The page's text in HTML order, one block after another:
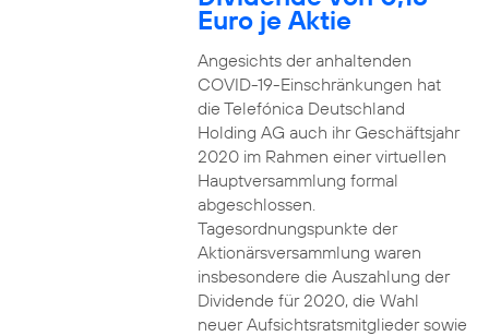
Euro je Aktie
Angesichts der anhaltenden
COVID-19-Einschränkungen hat
die Telefónica Deutschland
Holding AG auch ihr Geschäftsjahr
2020 im Rahmen einer virtuellen
Hauptversammlung formal
abgeschlossen.
Tagesordnungspunkte der
Aktionärsversammlung waren
insbesondere die Auszahlung der
Dividende für 2020, die Wahl
neuer Aufsichtsratsmitglieder sowie